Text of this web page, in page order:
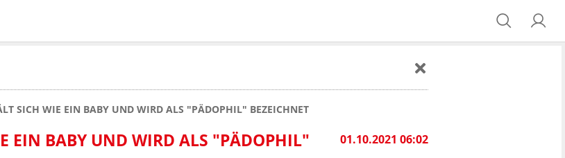
SICH WIE EIN BABY UND WIRD ALS "PÄDOPHIL" BEZEICHNET
01.10.2021 06:02
EIN BABY UND WIRD ALS "PÄDOPHIL"